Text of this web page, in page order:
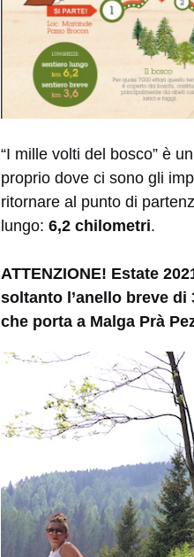
“I mille volti del bosco” è un
proprio dove ci sono gli
ritornare al punto di
lungo: 6,2 chilometri.
ATTENZIONE! Estate
soltanto l’anello breve
che porta a Malga Prà